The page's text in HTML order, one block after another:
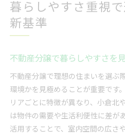
暮らしやすさ重視
新基準
不動産分譲で暮らしやすさを
不動産分譲で理想の住まいを選ぶ
環境かを見極めることが重要です
リアごとに特徴が異なり、小倉北
は物件の需要や生活利便性に差が
活用することで、室内空間の広さ